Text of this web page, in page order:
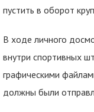
пустить в оборот
В ходе личного
внутри спортивных
графическими
должны были